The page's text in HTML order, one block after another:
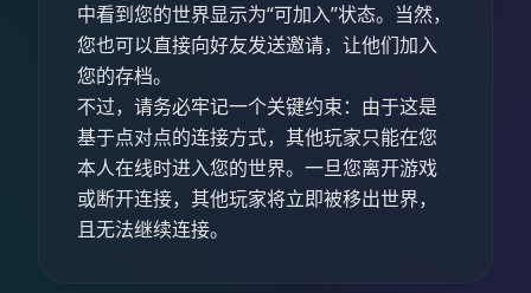
中看到您的世界显示为“可加入”状态。当然，
您也可以直接向好友发送邀请，让他们加入
您的存档。
不过，请务必牢记一个关键约束：由于这是
基于点对点的连接方式，其他玩家只能在您
本人在线时进入您的世界。一旦您离开游戏
或断开连接，其他玩家将立即被移出世界，
且无法继续连接。